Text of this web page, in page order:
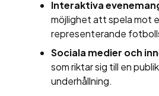
Interaktiva
möjlighet att spela mot
representerande
Sociala medier och
som riktar sig till en
underhållning.